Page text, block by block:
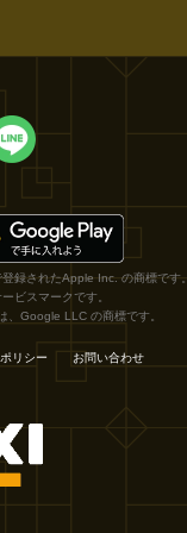
録されたApple Inc. の商標です。
ビスマークです。
Google LLC の商標です。
リシー お問い合わせ